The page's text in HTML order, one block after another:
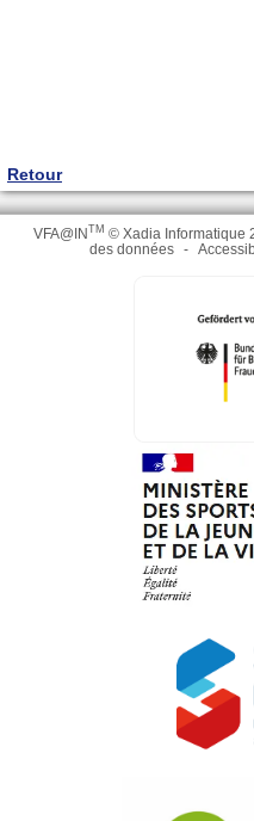
Retour
VFA@INTM © Xadia Informatique
des données -